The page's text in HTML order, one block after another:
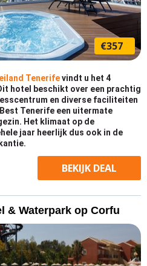
€357
eiland Tenerifevindt u het 4
hotel beschikt over een prachtig
en diverse faciliteiten
Tenerife een uitermate
Het klimaat op de
jaar heerlijk dus ook in de
BEKIJK DEAL
& Waterpark op Corfu